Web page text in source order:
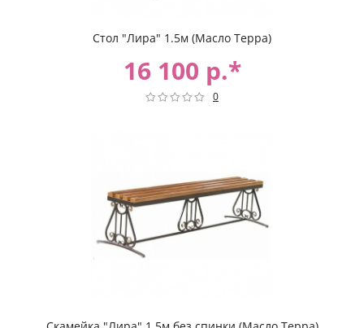
Стол "Лира" 1.5м (Масло Терра)
16 100 р.*
0